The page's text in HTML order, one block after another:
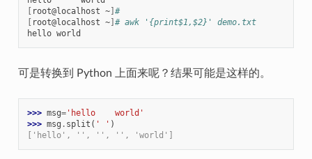
[ root@localhost ~] #
[ root@localhost ~] # awk '{print$1,$2}' demo.txt
可是转换到 Python 上面来呢？结果可能是这样的。
>>> msg='hello    world'
>>> msg . split ( ' ' )
['hello', '', '', '', 'world']